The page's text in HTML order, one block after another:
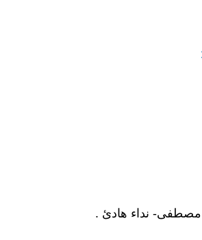
مصطفى- نداء هادئ .